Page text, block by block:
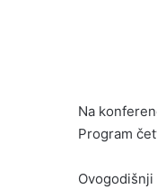
Na
Program